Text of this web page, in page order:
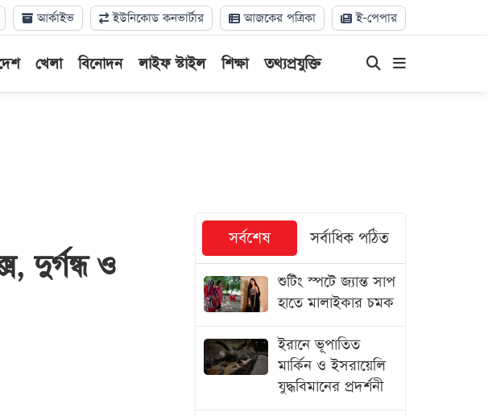
আর্কাইভ ইউনিকোড কনভার্টার আজকের পত্রিকা ই-পেপার
খেলা বিনোদন লাইফ স্টাইল শিক্ষা তথ্যপ্রযুক্তি
দুর্গন্ধ ও
সর্বশেষ সর্বাধিক পঠিত
শুটিং স্পটে জ্যান্ত সাপ
হাতে মালাইকার চমক
ইরানে ভূপাতিত
মার্কিন ও ইসরায়েলি
যুদ্ধবিমানের প্রদর্শনী